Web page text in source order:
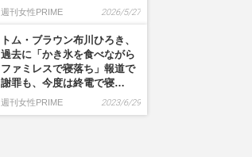
週刊女性PRIME 2026/5/27
トム・ブラウン布川ひろき、
過去に「かき氷を食べながら
ファミレスで寝落ち」報道で
謝罪も、今度は終電で寝…
週刊女性PRIME 2023/6/29